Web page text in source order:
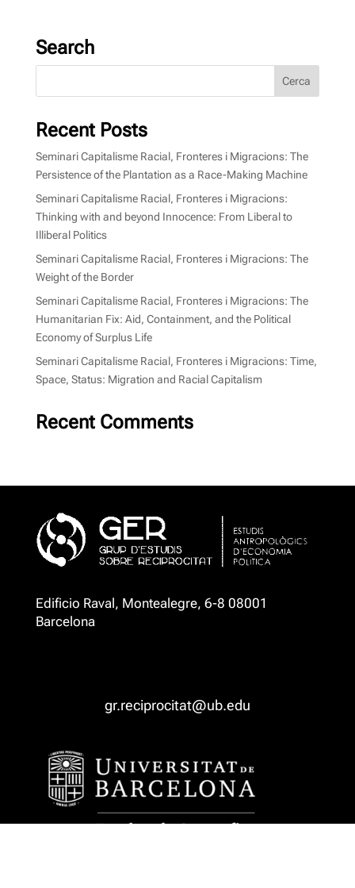
Search
Recent Posts
Seminari Capitalisme Racial, Fronteres i Migracions: The
Persistence of the Plantation as a Race-Making Machine
Seminari Capitalisme Racial, Fronteres i Migracions:
Thinking with and beyond Innocence: From Liberal to
Illiberal Politics
Seminari Capitalisme Racial, Fronteres i Migracions: The
Weight of the Border
Seminari Capitalisme Racial, Fronteres i Migracions: The
Humanitarian Fix: Aid, Containment, and the Political
Economy of Surplus Life
Seminari Capitalisme Racial, Fronteres i Migracions: Time,
Space, Status: Migration and Racial Capitalism
Recent Comments
Edificio Raval, Montealegre, 6-8 08001
Barcelona
gr.reciprocitat@ub.edu